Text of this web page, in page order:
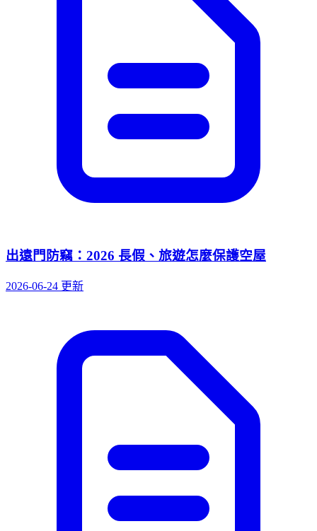
出遠門防竊：2026 長假、旅遊怎麼保護空屋
2026-06-24 更新